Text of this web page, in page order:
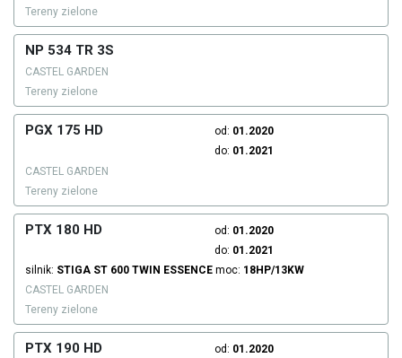
Tereny zielone
NP 534 TR 3S
CASTEL GARDEN
Tereny zielone
PGX 175 HD od: 01.2020
do: 01.2021
CASTEL GARDEN
Tereny zielone
PTX 180 HD od: 01.2020
do: 01.2021
silnik: STIGA ST 600 TWIN ESSENCE moc: 18HP/13KW
CASTEL GARDEN
Tereny zielone
PTX 190 HD od: 01.2020